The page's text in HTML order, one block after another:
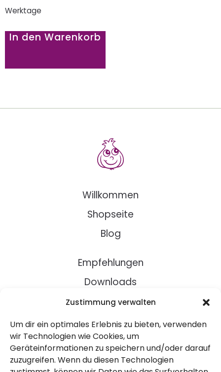
Zustimmung verwalten
Um dir ein optimales Erlebnis zu bieten, verwenden
wir Technologien wie Cookies, um
Geräteinformationen zu speichern und/oder darauf
zuzugreifen. Wenn du diesen Technologien
Werktage
In den Warenkorb
Willkommen
Shopseite
Blog
Empfehlungen
Downloads
Rezepte
Über Uns
Kontakt
Impressum